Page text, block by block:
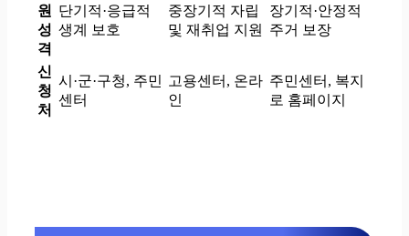
원
성
격
단기적·응급적
생계 보호
중장기적 자립
및 재취업 지원
장기적·안정적
주거 보장
신
청
처
시·군·구청, 주민
센터
고용센터, 온라
인
주민센터, 복지
로 홈페이지